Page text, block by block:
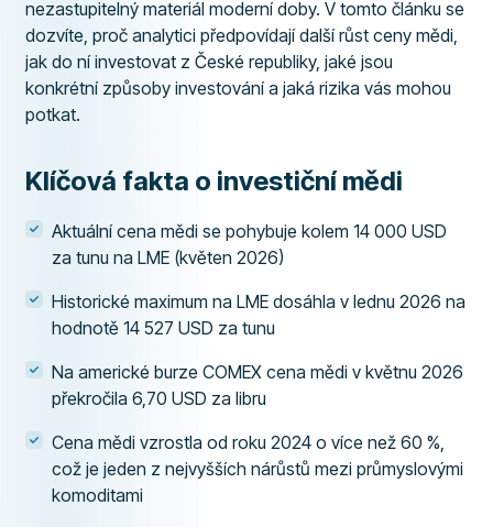
nezastupitelný materiál moderní doby. V tomto článku se
dozvíte, proč analytici předpovídají další růst ceny mědi,
jak do ní investovat z České republiky, jaké jsou
konkrétní způsoby investování a jaká rizika vás mohou
potkat.
Klíčová fakta o investiční mědi
Aktuální cena mědi se pohybuje kolem 14 000 USD
za tunu na LME (květen 2026)
Historické maximum na LME dosáhla v lednu 2026 na
hodnotě 14 527 USD za tunu
Na americké burze COMEX cena mědi v květnu 2026
překročila 6,70 USD za libru
Cena mědi vzrostla od roku 2024 o více než 60 %,
což je jeden z nejvyšších nárůstů mezi průmyslovými
komoditami